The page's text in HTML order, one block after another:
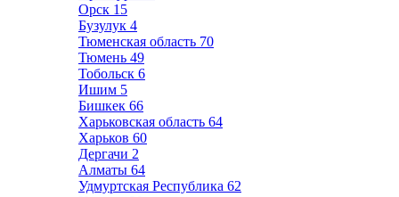
Орск 15
Бузулук 4
Тюменская область 70
Тюмень 49
Тобольск 6
Ишим 5
Бишкек 66
Харьковская область 64
Харьков 60
Дергачи 2
Алматы 64
Удмуртская Республика 62